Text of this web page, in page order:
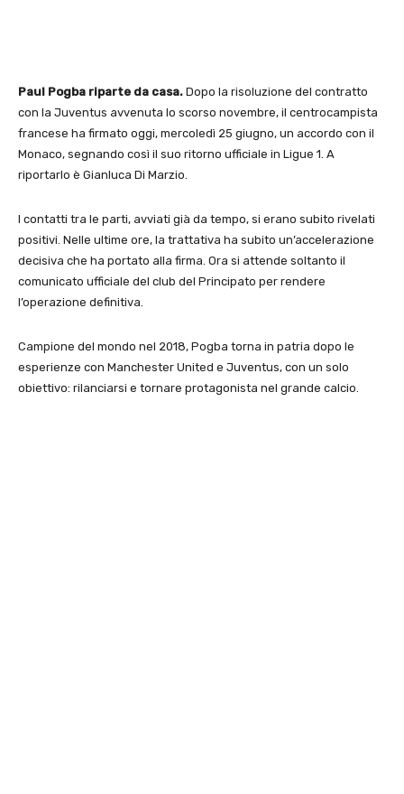
Paul Pogba riparte da casa. Dopo la risoluzione del contratto
con la Juventus avvenuta lo scorso novembre, il centrocampista
francese ha firmato oggi, mercoledì 25 giugno, un accordo con il
Monaco, segnando così il suo ritorno ufficiale in Ligue 1. A
riportarlo è Gianluca Di Marzio.
I contatti tra le parti, avviati già da tempo, si erano subito rivelati
positivi. Nelle ultime ore, la trattativa ha subito un’accelerazione
decisiva che ha portato alla firma. Ora si attende soltanto il
comunicato ufficiale del club del Principato per rendere
l’operazione definitiva.
Campione del mondo nel 2018, Pogba torna in patria dopo le
esperienze con Manchester United e Juventus, con un solo
obiettivo: rilanciarsi e tornare protagonista nel grande calcio.